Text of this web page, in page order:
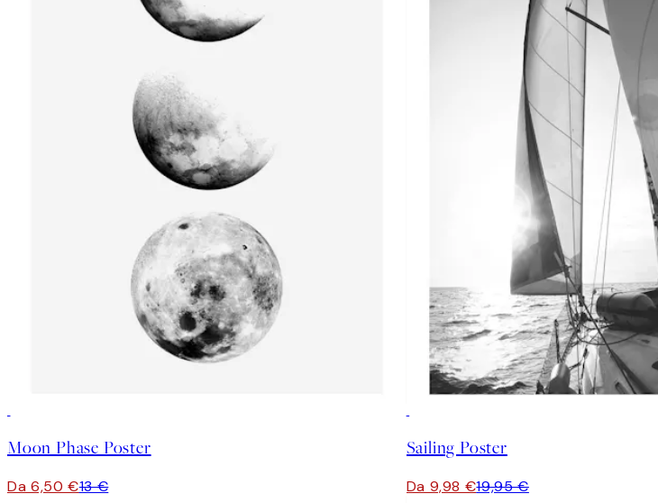
Moon Phase Poster
Da 6,50 €13 €
Sailing Poster
Da 9,98 €19,95 €